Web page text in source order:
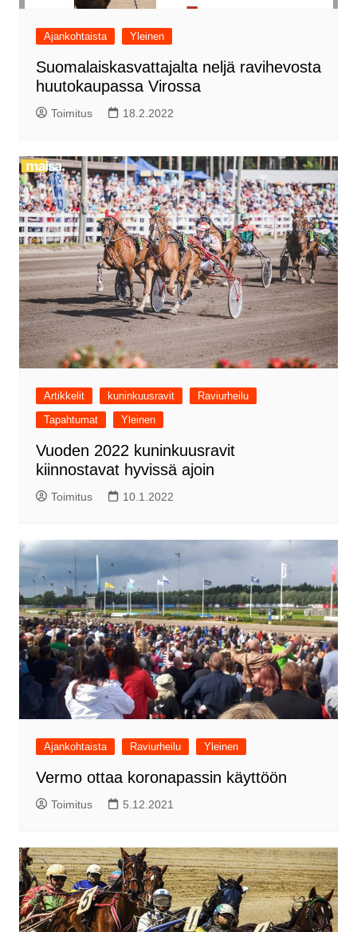
Ajankohtaista Yleinen
Suomalaiskasvattajalta neljä ravihevosta
huutokaupassa Virossa
Toimitus 18.2.2022
Artikkelit kuninkuusravit
Raviurheilu
Tapahtumat
Yleinen
Vuoden 2022 kuninkuusravit
kiinnostavat hyvissä ajoin
Toimitus 10.1.2022
Ajankohtaista Raviurheilu Yleinen
Vermo ottaa koronapassin käyttöön
Toimitus 5.12.2021